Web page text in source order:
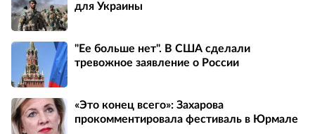
для Украины
"Ее больше нет". В США сделали
тревожное заявление о России
«Это конец всего»: Захарова
прокомментировала фестиваль в Юрмале